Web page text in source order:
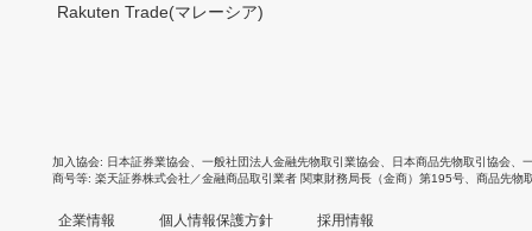
Rakuten Trade(マレーシア)
加入協会 日本証券業協会 一般社団法人金融先物取引業協会 日本商品先物取引協会
商号等 楽天証券株式会社／金融商品取引業者 関東財務局長（金商）第195号、商品先物
企業情報 個人情報保護方針 採用情報